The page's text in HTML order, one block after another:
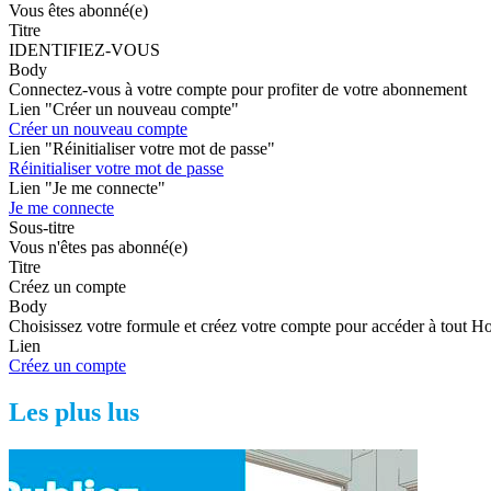
Vous êtes abonné(e)
Titre
IDENTIFIEZ-VOUS
Body
Connectez-vous à votre compte pour profiter de votre abonnement
Lien "Créer un nouveau compte"
Créer un nouveau compte
Lien "Réinitialiser votre mot de passe"
Réinitialiser votre mot de passe
Lien "Je me connecte"
Je me connecte
Sous-titre
Vous n'êtes pas abonné(e)
Titre
Créez un compte
Body
Choisissez votre formule et créez votre compte pour accéder à tout
Lien
Créez un compte
Les plus lus